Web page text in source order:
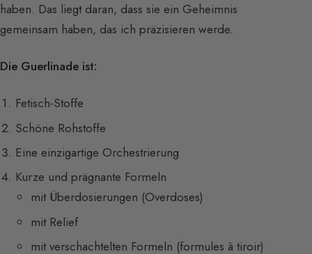
haben. Das liegt daran, dass sie ein Geheimnis
gemeinsam haben, das ich präzisieren werde.
Die Guerlinade ist:
Fetisch-Stoffe
Schöne Rohstoffe
Eine einzigartige Orchestrierung
Kurze und prägnante Formeln
mit Überdosierungen (Overdoses)
mit Relief
mit verschachtelten Formeln (formules à tiroir)